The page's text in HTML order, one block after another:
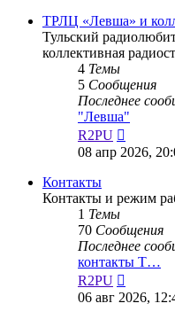
ТРЛЦ «Левша» и
Тульский
коллективная
4 Темы
5 Сообщения
Последнее
"Левша"
R2PU
к
08 апр 2026,
Контакты
Контакты и режим
1 Темы
70 Сообщения
Последнее
контакты Т…
R2PU
к
06 авг 2026,